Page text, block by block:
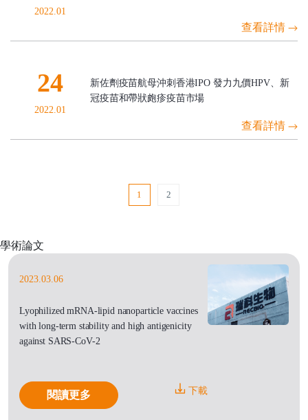
2022.01
查看詳情
24
2022.01
新佐劑疫苗航母沖刺香港IPO 發力九價HPV、新
冠疫苗和帶狀皰疹疫苗市場
查看詳情
1 2
學術論文
2023.03.06
Lyophilized mRNA-lipid nanoparticle vaccines
with long-term stability and high antigenicity
against SARS-CoV-2
閱讀更多 下載